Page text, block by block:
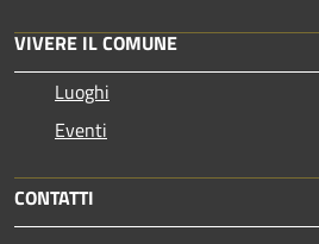
VIVERE IL COMUNE
Luoghi
Eventi
CONTATTI